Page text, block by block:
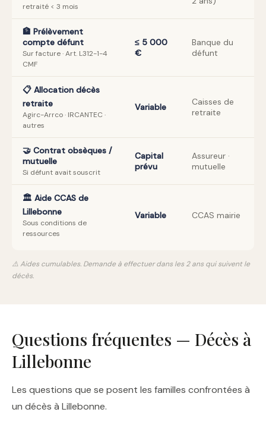
retraité < 3 mois
🏦 Prélèvement
compte défunt
Sur facture · Art. L312-1-4
CMF
≤ 5 000
€
Banque du
défunt
📋 Allocation décès
retraite
Agirc-Arrco · IRCANTEC ·
autres
Variable
Caisses de
retraite
🤝 Contrat obsèques /
mutuelle
Si défunt avait souscrit
Capital
prévu
Assureur ·
mutuelle
🏛️ Aide CCAS de
Lillebonne
Sous conditions de
ressources
Variable CCAS mairie
⚠️ Aides cumulables. Demande à effectuer dans les 2 ans qui suivent le
décès.
Questions fréquentes — Décès à
Lillebonne
Les questions que se posent les familles confrontées à
un décès à Lillebonne.